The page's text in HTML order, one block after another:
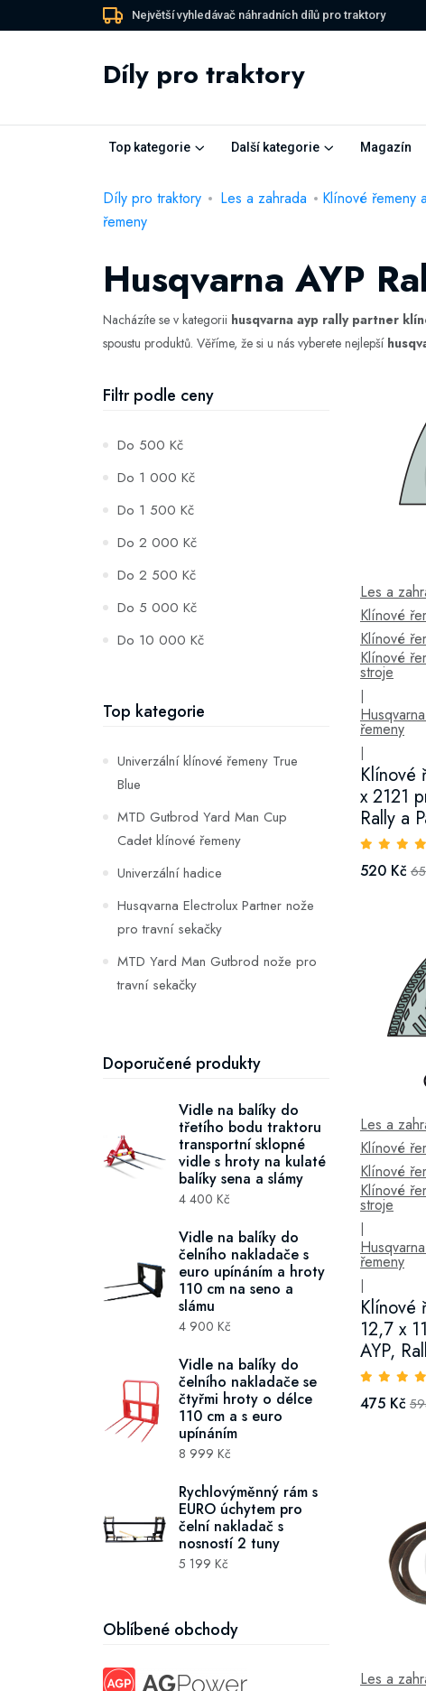
Největší vyhledávač náhradních dílů pro traktory
Díly pro traktory
Top kategorie Další kategorie Magazín
Díly pro traktory Les a zahrada Klínové řemeny
řemeny
Husqvarna AYP
Nacházíte se v kategorii husqvarna ayp rally partner
spoustu produktů. Věříme, že si u nás vyberete nejlepší
Filtr podle ceny
Do 500 Kč
Do 1 000 Kč
Do 1 500 Kč
Do 2 000 Kč
Do 2 500 Kč
Do 5 000 Kč
Do 10 000 Kč
Top kategorie
Univerzální klínové řemeny True
Blue
MTD Gutbrod Yard Man Cup
Cadet klínové řemeny
Univerzální hadice
Husqvarna Electrolux Partner nože
pro travní sekačky
MTD Yard Man Gutbrod nože pro
travní sekačky
John Deere Sabre klínové řemeny
John Deere nože pro travní
Castel Garden nože pro travní
Doporučené produkty
Vidle na balíky do
třetího bodu traktoru
transportní sklopné
vidle s hroty na kulaté
balíky sena a slámy
4 400 Kč
Vidle na balíky do
čelního nakladače s
euro upínáním a hroty
110 cm na seno a
slámu
4 900 Kč
Vidle na balíky do
čelního nakladače se
čtyřmi hroty o délce
110 cm a s euro
upínáním
8 999 Kč
Rychlovýměnný rám s
EURO úchytem pro
čelní nakladač s
nosností 2 tuny
5 199 Kč
Oblíbené obchody
Les a
Klínové
Klínové
Klínové
stroje
řemeny
Klínové
x 2121
Rally a
520 Kč
Les a
Klínové
Klínové
Klínové
stroje
řemeny
Klínové
12,7 x
AYP,
475 Kč
Les a